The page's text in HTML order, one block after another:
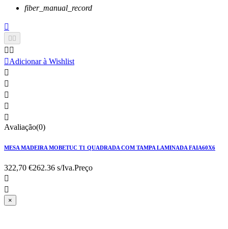
fiber_manual_record

 
 
Adicionar à Wishlist





Avaliação(0)
MESA MADEIRA MOBETUC T1 QUADRADA COM TAMPA LAMINADA FAIA60X6
322,70 €262.36 s/Iva.Preço


×